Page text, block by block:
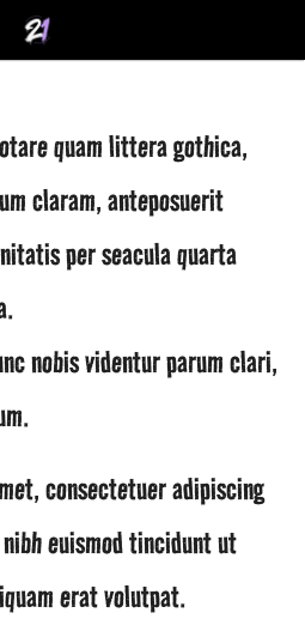
quam littera gothica,
claram, anteposuerit
per seacula quarta
nobis videntur parum clari,
consectetuer adipiscing
euismod tincidunt ut
erat volutpat.